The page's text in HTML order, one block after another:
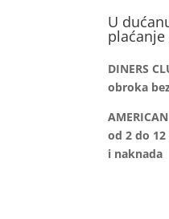
U
DINERS
obroka
od 2 do 12
i naknada